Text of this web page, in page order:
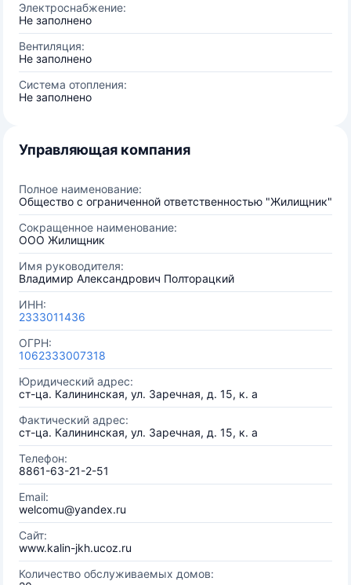
Электроснабжение:
Не заполнено
Вентиляция:
Не заполнено
Система отопления:
Не заполнено
Управляющая компания
Полное наименование:
Общество с ограниченной ответственностью "Жилищник"
Сокращенное наименование:
ООО Жилищник
Имя руководителя:
Владимир Александрович Полторацкий
ИНН:
2333011436
ОГРН:
1062333007318
Юридический адрес:
ст-ца. Калининская, ул. Заречная, д. 15, к. а
Фактический адрес:
ст-ца. Калининская, ул. Заречная, д. 15, к. а
Телефон:
8861-63-21-2-51
Email:
welcomu@yandex.ru
Сайт:
www.kalin-jkh.ucoz.ru
Количество обслуживаемых домов: